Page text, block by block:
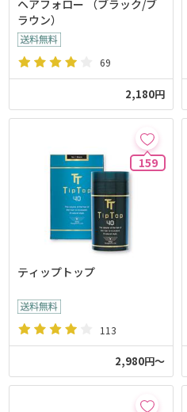
ヘアフォロー （ブラック/ブ
ラウン）
69
2,180円
159
ティップトップ
113
2,980円～